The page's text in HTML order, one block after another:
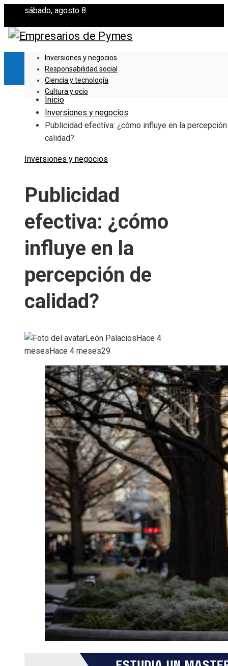
sábado, agosto 8
Inversiones y negocios
Responsabilidad social
Ciencia y tecnología
Cultura y ocio
Inicio
Inversiones y negocios
Publicidad efectiva: ¿cómo influye en la
calidad?
Inversiones y negocios
Publicidad
efectiva: ¿cómo
influye en la
percepción de
calidad?
León Palacios Hace 4
meses Hace 4 meses29